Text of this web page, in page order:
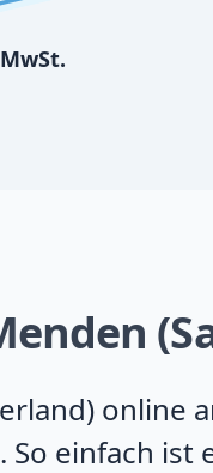
MwSt.
online
einfach ist